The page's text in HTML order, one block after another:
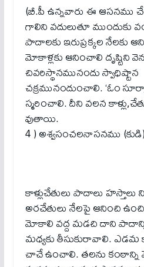
(బీ.పీ ఉన్నవారు ఈ ఆసనము
గాలిని వదులుతూ ముందుకు
పాదాలకు ఇరుప్రక్కల నేలకు
మోకాళ్లకు ఆనించాలి దృష్టిని
చివరిస్థానమునందు స్వాధిష్టాన
చక్రమునందుంచాలి. ‘ఓం
స్మరించాలి. దీని వలన
వుతాయి.
4 ) అశ్వసంచలనాసనము
కాళ్లుచేతులు పాదాలు
అరచేతులు నేలపై ఆనించి ఉంచి
మోకాలి వద్ద మడచి దాని పాదాన్ని
మధ్యకు తీసుకురావాలి. ఎడమ
చాచే ఉంచాలి. తలను కంఠాన్ని